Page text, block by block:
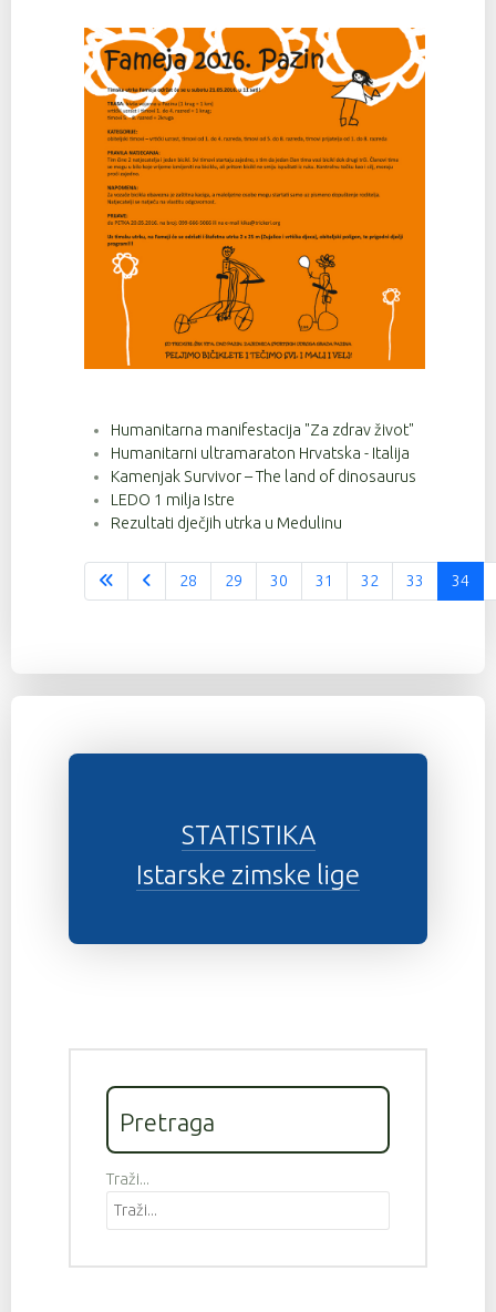
Humanitarna manifestacija "Za zdrav život"
Humanitarni ultramaraton Hrvatska - Italija
Kamenjak Survivor – The land of dinosaurus
LEDO 1 milja Istre
Rezultati dječjih utrka u Medulinu
Stranica 34 od 37
28 29 30 31 32 33 34
STATISTIKA
Istarske zimske lige
Pretraga
Traži...